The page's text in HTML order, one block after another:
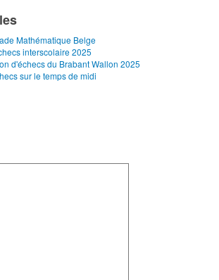
Mathématique Belge
interscolaire 2025
d'échecs du Brabant Wallon 2025
sur le temps de midi